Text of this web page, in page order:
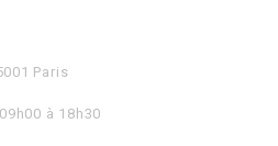
Paris
à 18h30